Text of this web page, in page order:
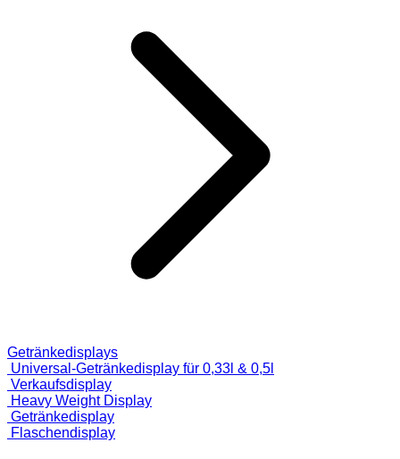
Getränkedisplays
Universal-Getränkedisplay für 0,33l & 0,5l
Verkaufsdisplay
Heavy Weight Display
Getränkedisplay
Flaschendisplay